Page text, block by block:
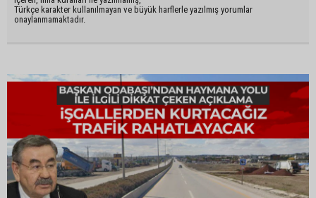
Türkçe karakter kullanılmayan ve büyük harflerle yazılmış yorumlar
onaylanmamaktadır.